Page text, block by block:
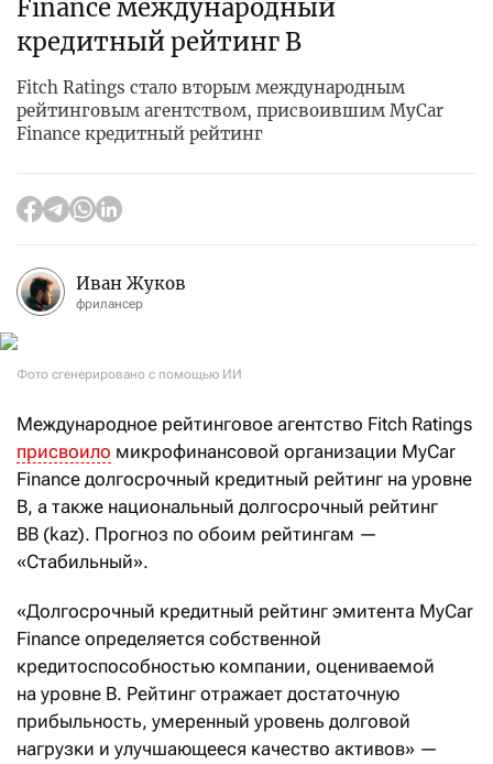
Finance международный
кредитный рейтинг B
Fitch Ratings стало вторым международным
рейтинговым агентством, присвоившим MyCar
Finance кредитный рейтинг
Иван Жуков
фрилансер
Фото сгенерировано с помощью ИИ
Международное рейтинговое агентство Fitch Ratings
присвоило микрофинансовой организации MyCar
Finance долгосрочный кредитный рейтинг на уровне
B, а также национальный долгосрочный рейтинг
BB (kaz). Прогноз по обоим рейтингам —
«Стабильный».
«Долгосрочный кредитный рейтинг эмитента MyCar
Finance определяется собственной
кредитоспособностью компании, оцениваемой
на уровне B. Рейтинг отражает достаточную
прибыльность, умеренный уровень долговой
нагрузки и улучшающееся качество активов» —